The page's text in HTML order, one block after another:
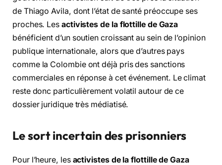
de Thiago Avila, dont l’état de santé préoccupe ses
proches. Les activistes de la flottille de Gaza
bénéficient d’un soutien croissant au sein de l’opinion
publique internationale, alors que d’autres pays
comme la Colombie ont déjà pris des sanctions
commerciales en réponse à cet événement. Le climat
reste donc particulièrement volatil autour de ce
dossier juridique très médiatisé.
Le sort incertain des prisonniers
Pour l’heure, les activistes de la flottille de Gaza